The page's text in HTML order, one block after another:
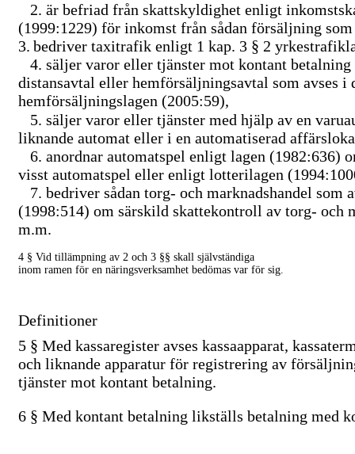
2. är befriad från skattskyldighet enligt
(1999:1229) för inkomst från sådan försäljning som
3. bedriver taxitrafik enligt 1 kap. 3 § 2
4. säljer varor eller tjänster mot kontant betalning
distansavtal eller hemförsäljningsavtal som avses i
hemförsäljningslagen (2005:59),
5. säljer varor eller tjänster med hjälp av en
liknande automat eller i en automatiserad
6. anordnar automatspel enligt lagen (1982:636)
visst automatspel eller enligt lotterilagen
7. bedriver sådan torg- och marknadshandel som
(1998:514) om särskild skattekontroll av torg- och
m.m.
4 § Vid tillämpning av 2 och 3 §§ skall självständiga
inom ramen för en näringsverksamhet bedömas var för sig.
Definitioner
5 § Med kassaregister avses kassaapparat,
och liknande apparatur för registrering av
tjänster mot kontant betalning.
6 § Med kontant betalning likställs betalning med